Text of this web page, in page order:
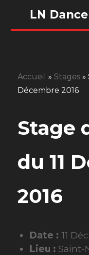
LN
Accueil » Stages»
Décembre 2016
Stage
du 11
2016
Date : 11
Lieu : Saint-